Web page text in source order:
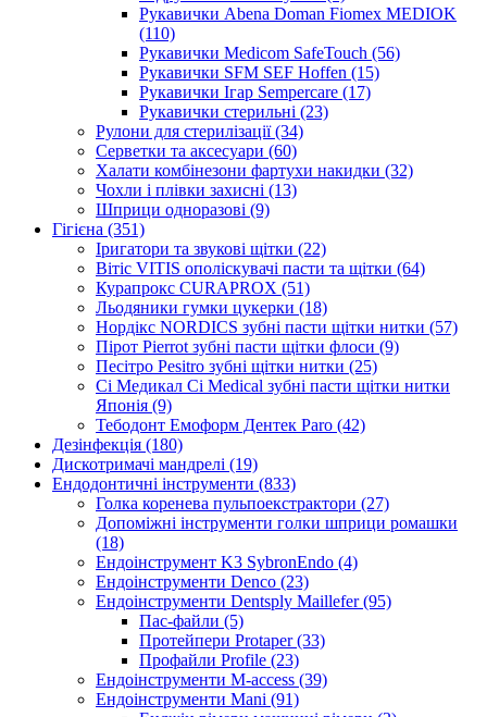
Рукавички Abena Doman Fiomex MEDIOK
(110)
Рукавички Medicom SafeTouch (56)
Рукавички SFM SEF Hoffen (15)
Рукавички Ігар Sempercare (17)
Рукавички стерильні (23)
Рулони для стерилізації (34)
Серветки та аксесуари (60)
Халати комбінезони фартухи накидки (32)
Чохли і плівки захисні (13)
Шприци одноразові (9)
Гігієна (351)
Іригатори та звукові щітки (22)
Вітіс VITIS ополіскувачі пасти та щітки (64)
Курапрокс CURAPROX (51)
Льодяники гумки цукерки (18)
Нордікс NORDICS зубні пасти щітки нитки (57)
Пірот Pierrot зубні пасти щітки флоси (9)
Песітро Pesitro зубні щітки нитки (25)
Сі Медикал Ci Medical зубні пасти щітки нитки
Японія (9)
Тебодонт Емоформ Дентек Paro (42)
Дезінфекція (180)
Дискотримачі мандрелі (19)
Ендодонтичні інструменти (833)
Голка коренева пульпоекстрактори (27)
Допоміжні інструменти голки шприци ромашки
(18)
Ендоінструмент K3 SybronEndo (4)
Ендоінструменти Denco (23)
Ендоінструменти Dentsply Maillefer (95)
Пас-файли (5)
Протейпери Protaper (33)
Профайли Profile (23)
Ендоінструменти M-access (39)
Ендоінструменти Mani (91)